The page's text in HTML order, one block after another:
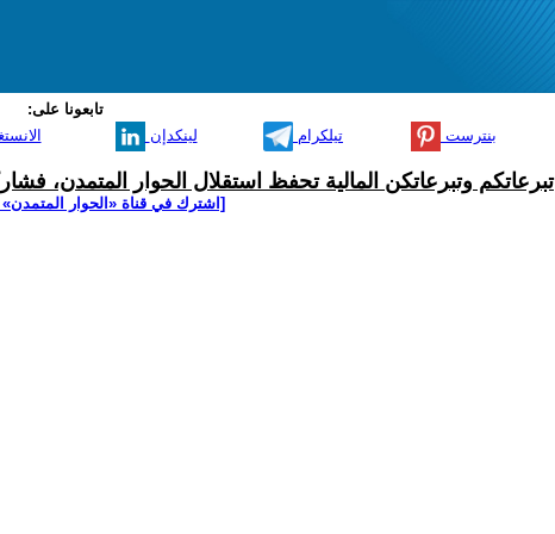
تابعونا على:
لينكدإن تيلكرام بنترست
تبرعاتكم وتبرعاتكن المالية تحفظ استقلال الحوار المتمدن،
[اشترك في قناة ‫«الحوار